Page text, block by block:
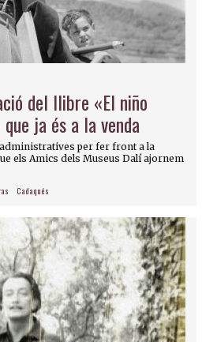
del llibre «El niño
ja és a la venda
per fer front a la
els Amics dels Museus Dalí ajornem
Cadaqués